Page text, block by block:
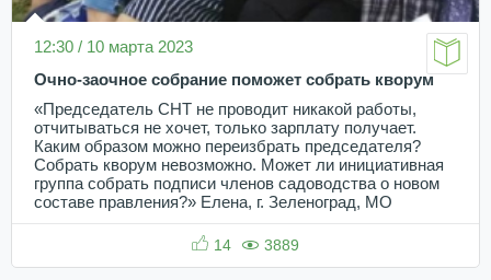
12:30 / 10 марта 2023
Очно-заочное собрание поможет собрать кворум
«Председатель СНТ не проводит никакой работы,
отчитываться не хочет, только зарплату получает.
Каким образом можно переизбрать председателя?
Собрать кворум невозможно. Может ли инициативная
группа собрать подписи членов садоводства о новом
составе правления?» Елена, г. Зеленоград, МО
14 3889